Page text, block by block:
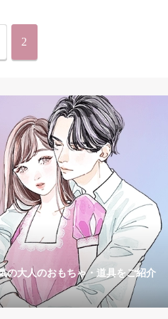
2
の大人のおもちゃ・道具をご紹介